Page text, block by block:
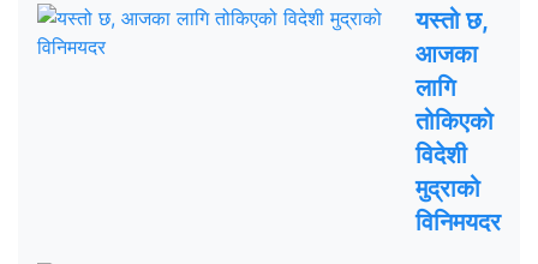
यस्तो छ,
आजका
लागि
तोकिएको
विदेशी
मुद्राको
विनिमयदर